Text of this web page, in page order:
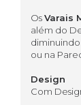
OsVarais
além do
ou na
Design
Com